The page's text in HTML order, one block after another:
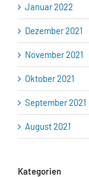
Januar 2022
Dezember 2021
November 2021
Oktober 2021
September 2021
August 2021
Kategorien